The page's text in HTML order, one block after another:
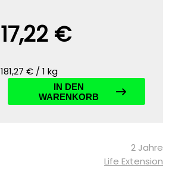
17,22 €
181,27 € / 1 kg
IN DEN
WARENKORB
2 Jahre
Life Extension